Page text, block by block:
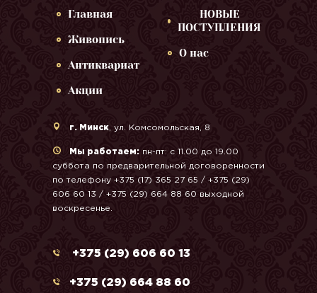
Главная
Живопись
Антиквариат
Акции
НОВЫЕ
ПОСТУПЛЕНИЯ
О нас
г. Минск , ул. Комсомольская, 8
Мы работаем: пн-пт: с 11.00 до 19.00
суббота по предварительной договоренности
по телефону +375 (17) 365 27 65 / +375 (29)
606 60 13 / +375 (29) 664 88 60 выходной
воскресенье.
+375 (29) 606 60 13
+375 (29) 664 88 60